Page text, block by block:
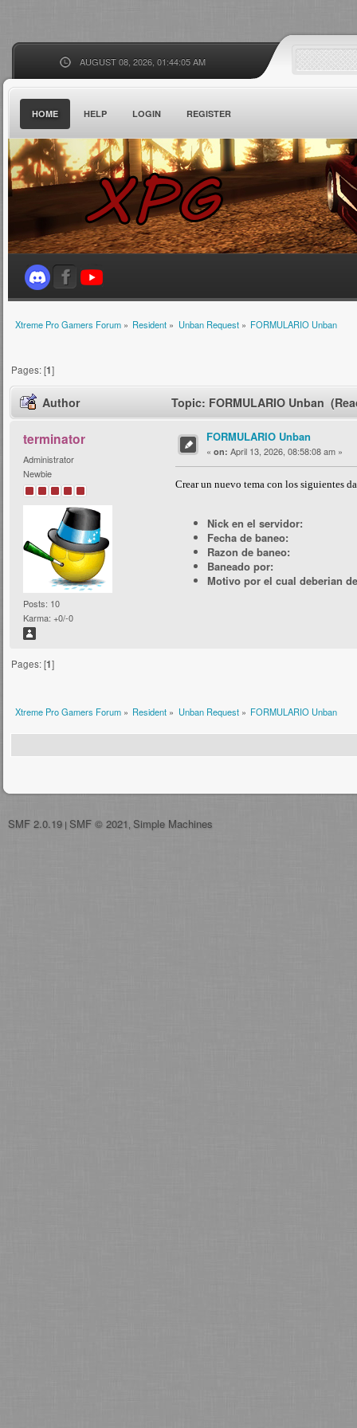
AUGUST 08, 2026, 01:44:05 AM
HOME HELP LOGIN REGISTER
Xtreme Pro Gamers Forum» Resident » Unban Request» FORMULARIO Unban
Pages: [1]
Author Topic: FORMULARIO Unban
terminator
Administrator
Newbie
Posts: 10
Karma: +0/-0
FORMULARIO Unban
« on: April 13, 2026, 08:58:08 am »
Crear un nuevo tema con los siguientes
Nick en el servidor:
Fecha de baneo:
Razon de baneo:
Baneado por:
Motivo por el cual deberian
Pages: [1]
Xtreme Pro Gamers Forum» Resident » Unban Request» FORMULARIO Unban
SMF 2.0.19 | SMF © 2021 Simple Machines